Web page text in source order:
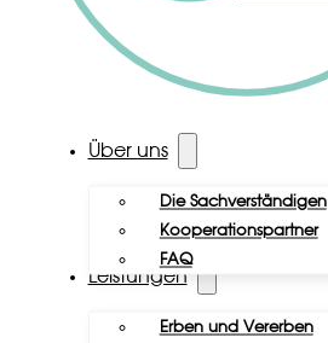
Über uns
Die Sachverständigen
Kooperationspartner
FAQ
Leistungen
Erben und Vererben